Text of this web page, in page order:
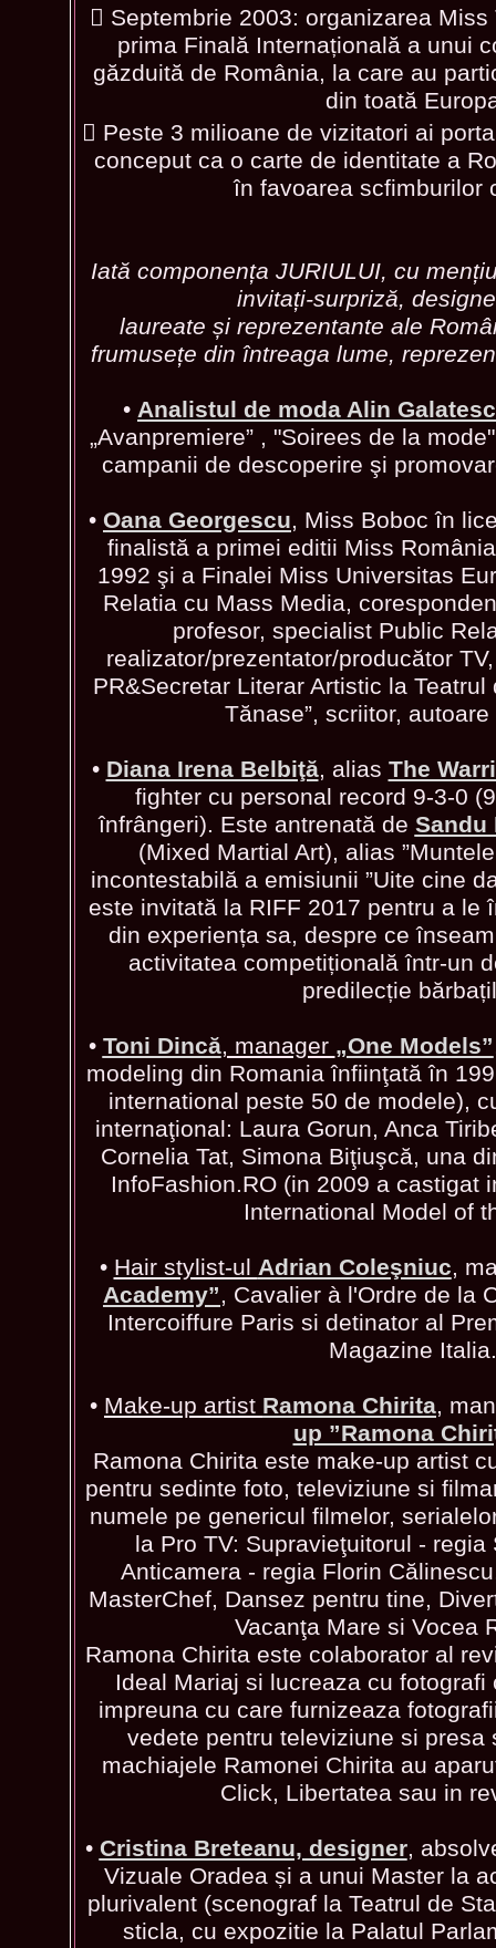
 Septembrie 2003: organizarea
prima Finală Internațională a unui
găzduită de România, la care au
din toată
 Peste 3 milioane de vizitatori ai
conceput ca o carte de identitate a
în favoarea scfimburilor
Iată componența JURIULUI, cu
invitați-surpriză,
laureate și reprezentante ale
frumusețe din întreaga lume,
• Analistul de moda Alin
„Avanpremiere” , "Soirees de la
campanii de descoperire şi
• Oana Georgescu, Miss Boboc în
finalistă a primei editii Miss
1992 şi a Finalei Miss Universitas
Relatia cu Mass Media,
profesor, specialist Public
realizator/prezentator/producător
PR&Secretar Literar Artistic la Teatrul
Tănase”, scriitor,
• Diana Irena Belbiţă, alias The
fighter cu personal record 9-3-0
înfrângeri). Este antrenată de Sandu
(Mixed Martial Art), alias
incontestabilă a emisiunii ”Uite cine
este invitată la RIFF 2017 pentru a le
din experiența sa, despre ce
activitatea competițională într-un
predilecție
• Toni Dincă, manager „One Models”
modeling din Romania înfiinţată în
international peste 50 de modele),
internaţional: Laura Gorun, Anca
Cornelia Tat, Simona Biţiuşcă, una
InfoFashion.RO (in 2009 a castigat
International Model of
• Hair stylist-ul Adrian Coleşniuc,
Academy”, Cavalier à l'Ordre de la
Intercoiffure Paris si detinator al
Magazine Italia.
• Make-up artist Ramona Chirita,
up ”Ramona
Ramona Chirita este make-up artist
pentru sedinte foto, televiziune si
numele pe genericul filmelor,
la Pro TV: Supravieţuitorul -
Anticamera - regia Florin
MasterChef, Dansez pentru tine,
Vacanţa Mare si Vocea
Ramona Chirita este colaborator al
Ideal Mariaj si lucreaza cu
impreuna cu care furnizeaza
vedete pentru televiziune si presa
machiajele Ramonei Chirita au
Click, Libertatea sau in
• Cristina Breteanu, designer,
Vizuale Oradea și a unui Master la
plurivalent (scenograf la Teatrul de
sticla, cu expozitie la Palatul